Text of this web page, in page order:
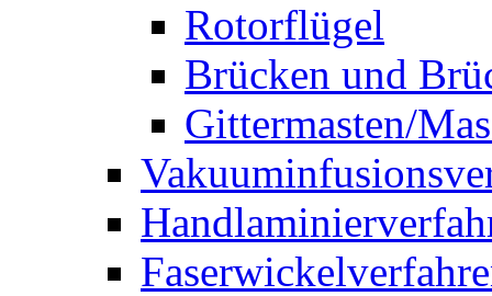
Rotorflügel
Brücken und
Gittermasten/